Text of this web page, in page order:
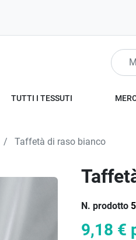
TUTTI I TESSUTI
Taffetà di raso bianco
N. prodotto
9,18 €